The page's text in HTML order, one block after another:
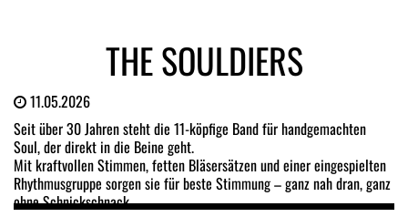
THE SOULDIERS
11.05.2026
Seit über 30 Jahren steht die 11-köpfige Band für handgemachten
Soul, der direkt in die Beine geht.
Mit kraftvollen Stimmen, fetten Bläsersätzen und einer eingespielten
Rhythmusgruppe sorgen sie für beste Stimmung – ganz nah dran, ganz
ohne Schnickschnack.